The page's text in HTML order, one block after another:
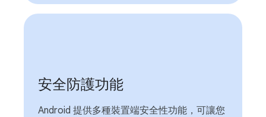
安全防護功能
Android 提供多種裝置端安全性功能，可讓您